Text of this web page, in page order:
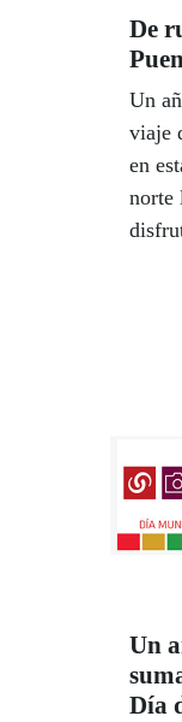
De
Un
viaje
en
norte
Un
Día